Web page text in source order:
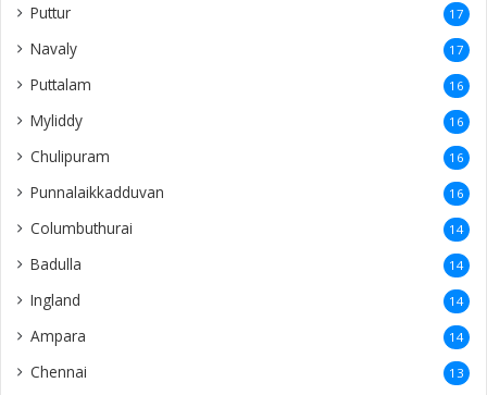
Puttur 17
Navaly 17
Puttalam 16
Myliddy 16
Chulipuram 16
Punnalaikkadduvan 16
Columbuthurai 14
Badulla 14
Ingland 14
Ampara 14
Chennai 13